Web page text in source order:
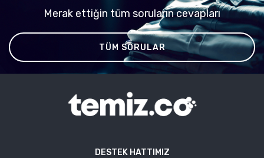
Merak ettiğin tüm soruların cevapları
TÜM SORULAR
DESTEK HATTIMIZ